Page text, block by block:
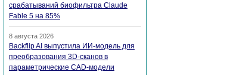
срабатываний биофильтра Claude
Fable 5 на 85%
8 августа 2026
Backflip AI выпустила ИИ-модель для
преобразования 3D-сканов в
параметрические CAD-модели